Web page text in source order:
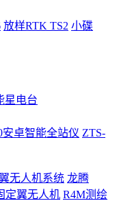
放样RTK TS2 小碟
星电台
安卓智能全站仪 ZTS-
无人机系统 龙腾
定翼无人机 R4M测绘